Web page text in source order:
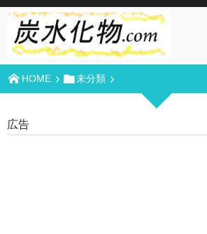
HOME 未分類
広告